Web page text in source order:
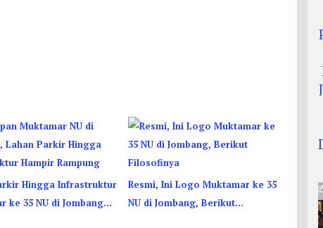
Hingga Infrastruktur
ke 35 NU di Jombang
Resmi, Ini Logo Muktamar ke 35
NU di Jombang, Berikut